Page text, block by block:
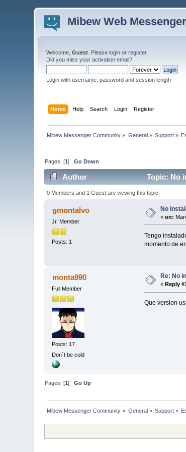
Mibew Web Messenger
Welcome,Guest . Pleaselogin orregister.
Did you miss youractivation email?
Login with username, password and session length
Home Help Search Login Register
Mibew Messenger Community » General» Support »
Pages: [1]Go Down
Author Topic: No
0 Members and 1 Guest are viewing this topic.
gmontalvo
Jr. Member
Posts: 1
No
«on:
Tengo
momento de
monta990
Full Member
Posts: 17
Don´t be cold
Re: No
«Reply
Que version
Pages: [1]Go Up
Mibew Messenger Community » General» Support »